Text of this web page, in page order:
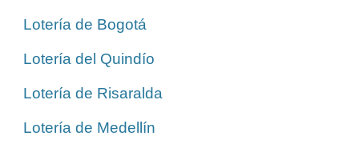
Lotería de Bogotá
Lotería del Quindío
Lotería de Risaralda
Lotería de Medellín